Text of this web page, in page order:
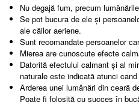
Nu degajă fum, precum
Se pot bucura de ele și
ale căilor aeriene.
Sunt recomandate persoanelor
Mierea are cunoscute efecte
Datorită efectului calmant și al
naturale este indicată atunci
Arderea unei lumânări din ceară
Poate fi folosită cu succes în